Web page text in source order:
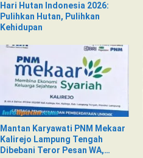
Hari Hutan Indonesia 2026:
Pulihkan Hutan, Pulihkan
Kehidupan
Mantan Karyawati PNM Mekaar
Kalirejo Lampung Tengah
Dibebani Teror Pesan WA,